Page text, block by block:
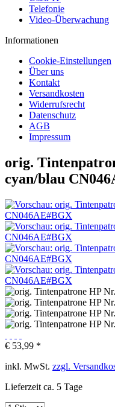
Telefonie
Video-Überwachung
Informationen
Cookie-Einstellungen
Über uns
Kontakt
Versandkosten
Widerrufsrecht
Datenschutz
AGB
Impressum
orig.
cyan/blau
€ 53,99 *
inkl. MwSt. zzgl.
Lieferzeit ca. 5 Tage